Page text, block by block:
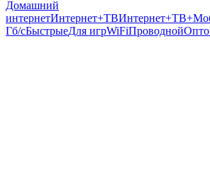
Домашний
интернетИнтернет+ТВ
Гб/cБыстрыеДля игрWiFiПроводной